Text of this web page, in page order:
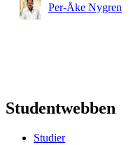
Per-Åke Nygren
Studentwebben
Studier